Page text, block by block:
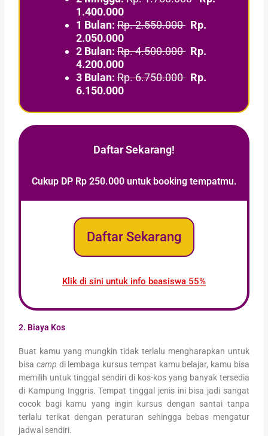
1.400.000
1 Bulan: Rp. 2.550.000 Rp.
2.050.000
2 Bulan: Rp. 4.500.000 Rp.
4.200.000
3 Bulan: Rp. 6.750.000 Rp.
6.150.000
Daftar Sekarang!
Cukup DP Rp 250.000 untuk booking tempatmu.
Daftar Sekarang
Klik di sini untuk info beasiswa 55%
2. Biaya Kos
Buat kamu yang mungkin tidak terlalu mengharapkan untuk
bisa camp di lembaga kursus tempat kamu belajar, kamu bisa
memilih untuk tinggal sendiri di kos-kos yang banyak tersedia
di Kampung Inggris. Tempat tinggal jenis ini bisa jadi sangat
cocok bagi kamu yang ingin kursus dengan santai tanpa
terlalu terikat dengan peraturan sehingga bebas mengatur
jadwal sendiri.